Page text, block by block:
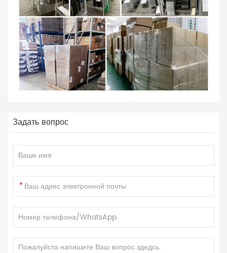
Задать вопрос